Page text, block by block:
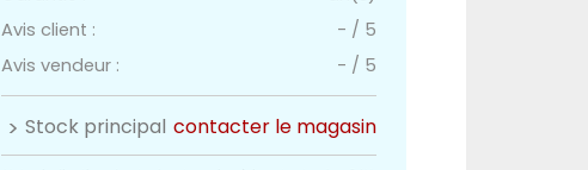
Avis client :
- / 5
Avis vendeur :
- / 5
Stock principal contacter le magasin